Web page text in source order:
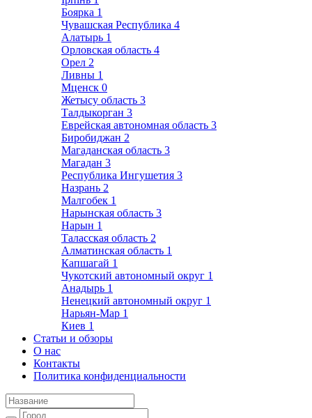
Боярка 1
Чувашская Республика 4
Алатырь 1
Орловская область 4
Орел 2
Ливны 1
Мценск 0
Жетысу область 3
Талдыкорган 3
Еврейская автономная область 3
Биробиджан 2
Магаданская область 3
Магадан 3
Республика Ингушетия 3
Назрань 2
Малгобек 1
Нарынская область 3
Нарын 1
Таласская область 2
Алматинская область 1
Капшагай 1
Чукотский автономный округ 1
Анадырь 1
Ненецкий автономный округ 1
Нарьян-Мар 1
Киев 1
Статьи и обзоры
О нас
Контакты
Политика конфиденциальности